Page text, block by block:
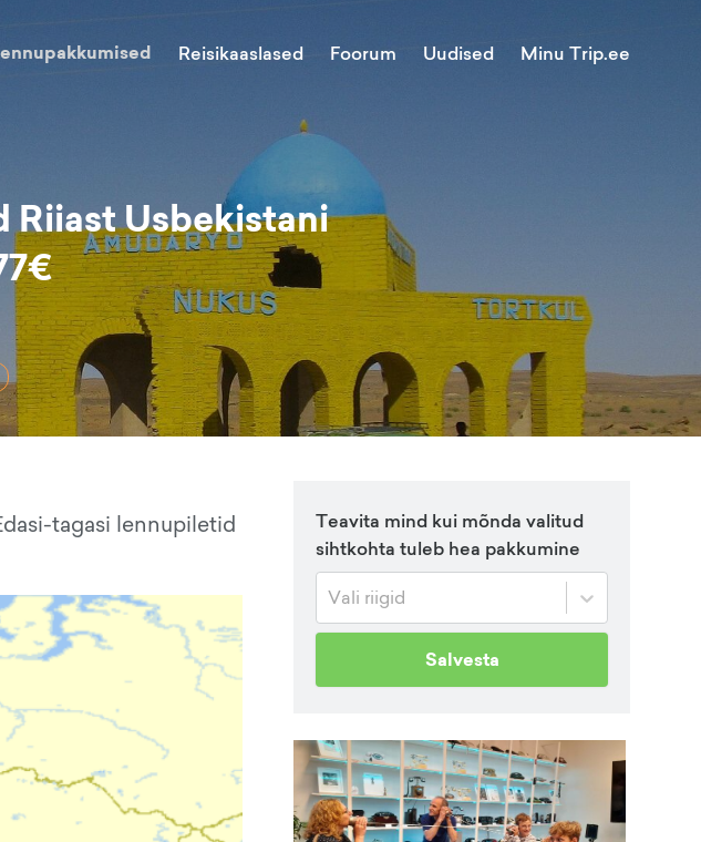
Reisikaaslased Foorum Uudised Minu Trip.ee
Riiast Usbekistani
tagasi lennupiletid
Teavita mind kui mõnda valitud
sihtkohta tuleb hea pakkumine
Vali riigid
Salvesta